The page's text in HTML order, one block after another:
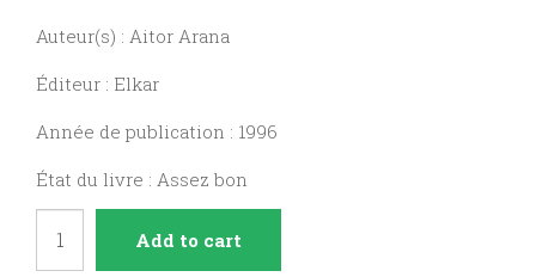
Auteur(s) : Aitor Arana
Éditeur : Elkar
Année de publication : 1996
État du livre : Assez bon
Add to cart